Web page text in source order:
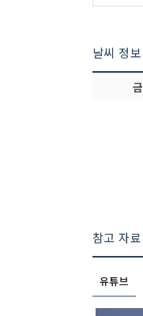
날씨 정보
금
참고 자료
유튜브